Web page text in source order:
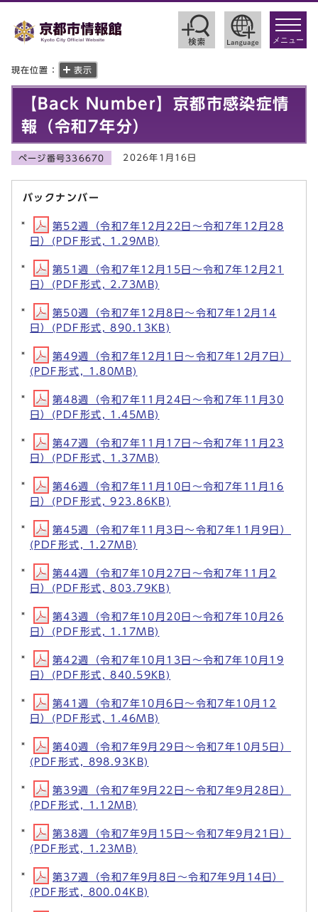
toggle
メニュー
現在位置： 表示
【Back Number】京都市感染症情
報（令和7年分）
ページ番号336670 2026年1月16日
バックナンバー
第52週（令和7年12月22日～令和7年12月28
日）(PDF形式, 1.29MB)
第51週（令和7年12月15日～令和7年12月21
日）(PDF形式, 2.73MB)
第50週（令和7年12月8日～令和7年12月14
日）(PDF形式, 890.13KB)
第49週（令和7年12月1日～令和7年12月7日）
(PDF形式, 1.80MB)
第48週（令和7年11月24日～令和7年11月30
日）(PDF形式, 1.45MB)
第47週（令和7年11月17日～令和7年11月23
日）(PDF形式, 1.37MB)
第46週（令和7年11月10日～令和7年11月16
日）(PDF形式, 923.86KB)
第45週（令和7年11月3日～令和7年11月9日）
(PDF形式, 1.27MB)
第44週（令和7年10月27日～令和7年11月2
日）(PDF形式, 803.79KB)
第43週（令和7年10月20日～令和7年10月26
日）(PDF形式, 1.17MB)
第42週（令和7年10月13日～令和7年10月19
日）(PDF形式, 840.59KB)
第41週（令和7年10月6日～令和7年10月12
日）(PDF形式, 1.46MB)
第40週（令和7年9月29日～令和7年10月5日）
(PDF形式, 898.93KB)
第39週（令和7年9月22日～令和7年9月28日）
(PDF形式, 1.12MB)
第38週（令和7年9月15日～令和7年9月21日）
(PDF形式, 1.23MB)
第37週（令和7年9月8日～令和7年9月14日）
(PDF形式, 800.04KB)